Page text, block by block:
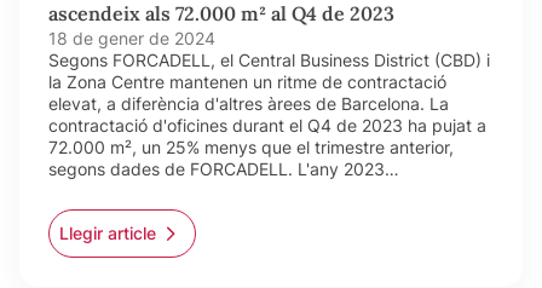
ascendeix als 72.000 m² al Q4 de 2023
18 de gener de 2024
Segons FORCADELL, el Central Business District (CBD) i
la Zona Centre mantenen un ritme de contractació
elevat, a diferència d'altres àrees de Barcelona. La
contractació d'oficines durant el Q4 de 2023 ha pujat a
72.000 m², un 25% menys que el trimestre anterior,
segons dades de FORCADELL. L'any 2023…
Llegir article